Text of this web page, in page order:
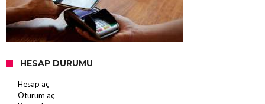
HESAP DURUMU
Hesap aç
Oturum aç